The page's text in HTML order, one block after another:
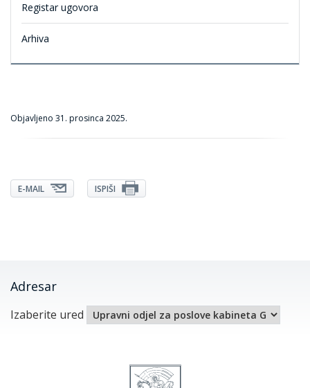
Registar ugovora
Arhiva
Objavljeno 31. prosinca 2025.
E-MAIL ISPIŠI
Adresar
Izaberite ured